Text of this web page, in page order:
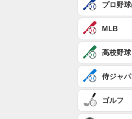
プロ野
MLB
高校野球
侍ジャ
ゴルフ